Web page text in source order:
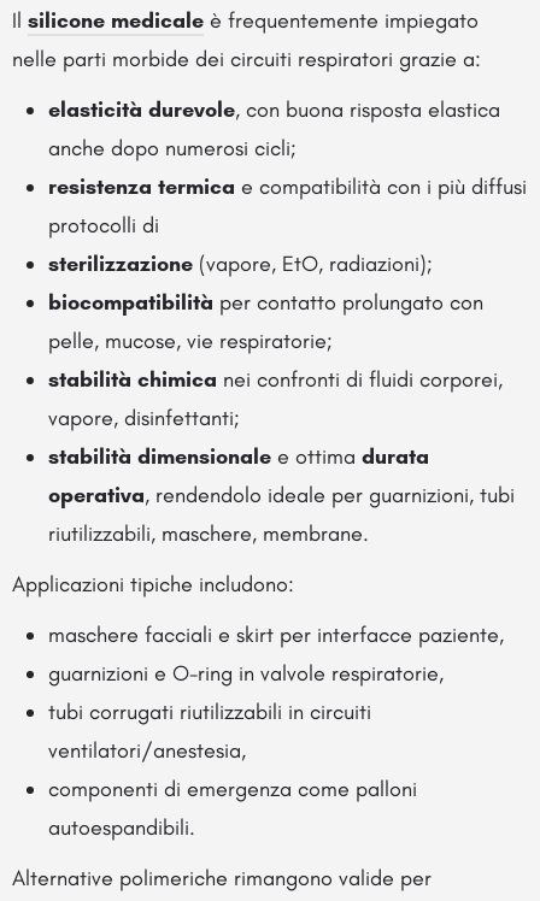
Il silicone medicale è frequentemente impiegato
nelle parti morbide dei circuiti respiratori grazie a:
elasticità durevole, con buona risposta elastica
anche dopo numerosi cicli;
resistenza termica e compatibilità con i più diffusi
protocolli di
sterilizzazione (vapore, EtO, radiazioni);
biocompatibilità per contatto prolungato con
pelle, mucose, vie respiratorie;
stabilità chimica nei confronti di fluidi corporei,
vapore, disinfettanti;
stabilità dimensionale e ottima durata
operativa, rendendolo ideale per guarnizioni, tubi
riutilizzabili, maschere, membrane.
Applicazioni tipiche includono:
maschere facciali e skirt per interfacce paziente,
guarnizioni e O-ring in valvole respiratorie,
tubi corrugati riutilizzabili in circuiti
ventilatori/anestesia,
componenti di emergenza come palloni
autoespandibili.
Alternative polimeriche rimangono valide per